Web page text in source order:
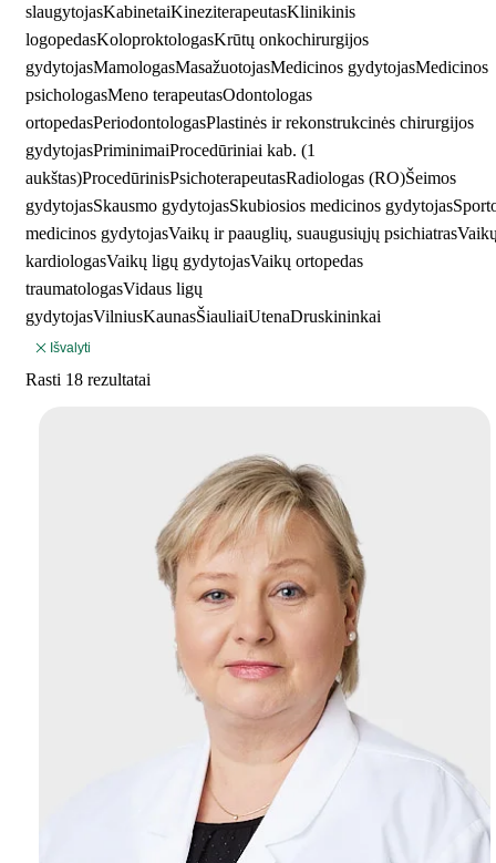
slaugytojasKabinetaiKineziterapeutasKlinikinis
logopedasKoloproktologasKrūtų onkochirurgijos
gydytojasMamologasMasažuotojasMedicinos gydytojasMedicinos
psichologasMeno terapeutasOdontologas
ortopedasPeriodontologasPlastinės ir rekonstrukcinės chirurgijos
gydytojasPriminimaiProcedūriniai kab. (1
aukštas)ProcedūrinisPsichoterapeutasRadiologas (RO)Šeimos
gydytojasSkausmo gydytojasSkubiosios medicinos gydytojas
medicinos gydytojasVaikų ir paauglių, suaugusiųjų psichiatras
kardiologasVaikų ligų gydytojasVaikų ortopedas
traumatologasVidaus ligų
gydytojasVilniusKaunasŠiauliaiUtenaDruskininkai
Išvalyti
Rasti 18 rezultatai